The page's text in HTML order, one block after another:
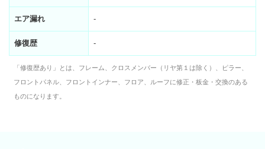
エア漏れ -
修復歴 -
「修復歴あり」とは、フレーム、クロスメンバー（リヤ第１は除く）、ピラー、
フロントパネル、フロントインナー、フロア、ルーフに修正・板金・交換のある
ものになります。